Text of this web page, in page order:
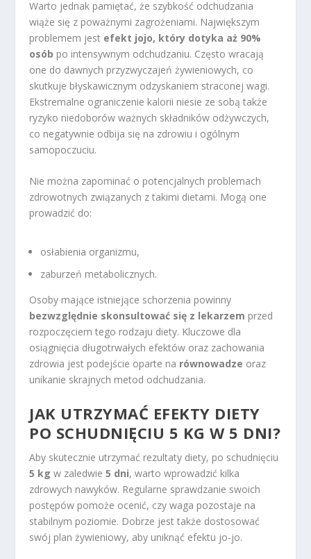
Warto jednak pamiętać, że szybkość odchudzania
wiąże się z poważnymi zagrożeniami. Największym
problemem jest efekt jojo, który dotyka aż 90%
osób po intensywnym odchudzaniu. Często wracają
one do dawnych przyzwyczajeń żywieniowych, co
skutkuje błyskawicznym odzyskaniem straconej wagi.
Ekstremalne ograniczenie kalorii niesie ze sobą także
ryzyko niedoborów ważnych składników odżywczych,
co negatywnie odbija się na zdrowiu i ogólnym
samopoczuciu.
Nie można zapominać o potencjalnych problemach
zdrowotnych związanych z takimi dietami. Mogą one
prowadzić do:
osłabienia organizmu,
zaburzeń metabolicznych.
Osoby mające istniejące schorzenia powinny
bezwzględnie skonsultować się z lekarzem przed
rozpoczęciem tego rodzaju diety. Kluczowe dla
osiągnięcia długotrwałych efektów oraz zachowania
zdrowia jest podejście oparte na równowadze oraz
unikanie skrajnych metod odchudzania.
JAK UTRZYMAĆ EFEKTY DIETY
PO SCHUDNIĘCIU 5 KG W 5 DNI?
Aby skutecznie utrzymać rezultaty diety, po schudnięciu
5 kg w zaledwie5 dni, warto wprowadzić kilka
zdrowych nawyków. Regularne sprawdzanie swoich
postępów pomoże ocenić, czy waga pozostaje na
stabilnym poziomie. Dobrze jest także dostosować
swój plan żywieniowy, aby uniknąć efektu jo-jo.